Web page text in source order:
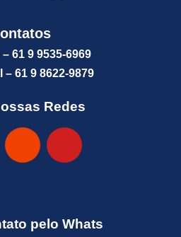
61 9 9535-6969
– 61 9 8622-9879
Redes
pelo Whats